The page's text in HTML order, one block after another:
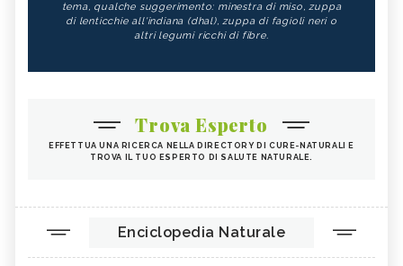
tema, qualche suggerimento: minestra di miso, zuppa
di lenticchie all'indiana (dhal), zuppa di fagioli neri o
altri legumi ricchi di fibre.
Trova Esperto
EFFETTUA UNA RICERCA NELLA DIRECTORY DI CURE-NATURALI E
TROVA IL TUO ESPERTO DI SALUTE NATURALE.
Enciclopedia Naturale